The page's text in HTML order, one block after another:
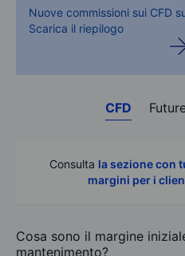
Nuove commissioni sui CFD
Scarica il riepilogo
CFD
Consulta la sezione con
margini per i
Cosa sono il margine
mantenimento?